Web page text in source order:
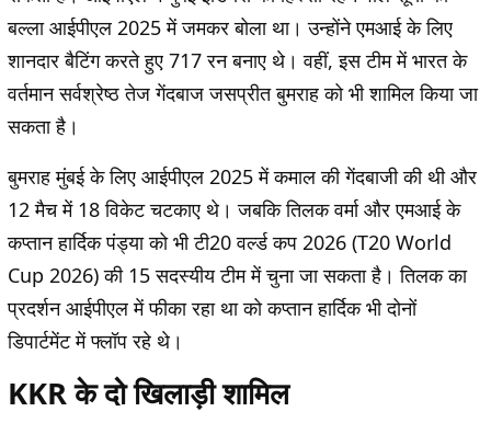
बल्ला आईपीएल 2025 में जमकर बोला था। उन्होंने एमआई के लिए
शानदार बैटिंग करते हुए 717 रन बनाए थे। वहीं, इस टीम में भारत के
वर्तमान सर्वश्रेष्ठ तेज गेंदबाज जसप्रीत बुमराह को भी शामिल किया जा
सकता है।
बुमराह मुंबई के लिए आईपीएल 2025 में कमाल की गेंदबाजी की थी और
12 मैच में 18 विकेट चटकाए थे। जबकि तिलक वर्मा और एमआई के
कप्तान हार्दिक पंड्या को भी टी20 वर्ल्ड कप 2026 (T20 World
Cup 2026) की 15 सदस्यीय टीम में चुना जा सकता है। तिलक का
प्रदर्शन आईपीएल में फीका रहा था को कप्तान हार्दिक भी दोनों
डिपार्टमेंट में फ्लॉप रहे थे।
KKR के दो खिलाड़ी शामिल